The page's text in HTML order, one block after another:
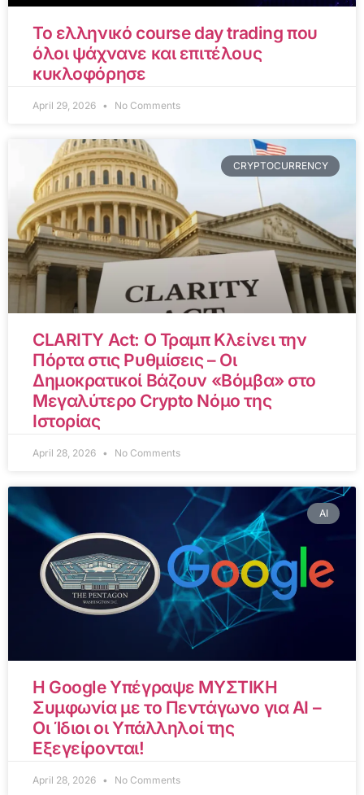
Το ελληνικό course day trading που
όλοι ψάχνανε και επιτέλους
κυκλοφόρησε
April 29, 2026 No Comments
CRYPTOCURRENCY
CLARITY Act: Ο Τραμπ Κλείνει την
Πόρτα στις Ρυθμίσεις – Οι
Δημοκρατικοί Βάζουν «Βόμβα» στο
Μεγαλύτερο Crypto Νόμο της
Ιστορίας
April 28, 2026 No Comments
AI
Η Google Υπέγραψε ΜΥΣΤΙΚΗ
Συμφωνία με το Πεντάγωνο για AI –
Οι Ίδιοι οι Υπάλληλοί της
Εξεγείρονται!
April 28, 2026 No Comments